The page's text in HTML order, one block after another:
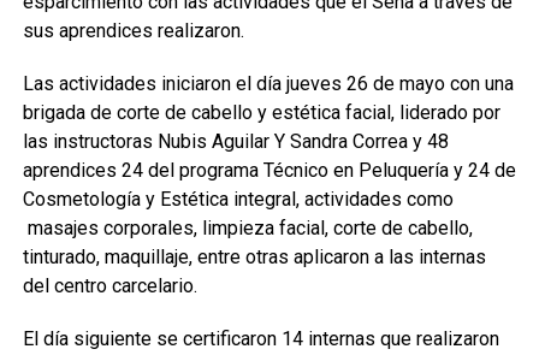
sus aprendices realizaron.
Las actividades iniciaron el día jueves 26 de mayo con una
brigada de corte de cabello y estética facial, liderado por
las instructoras Nubis Aguilar Y Sandra Correa y 48
aprendices 24 del programa Técnico en Peluquería y 24 de
Cosmetología y Estética integral, actividades como
masajes corporales, limpieza facial, corte de cabello,
tinturado, maquillaje, entre otras aplicaron a las internas
del centro carcelario.
El día siguiente se certificaron 14 internas que realizaron